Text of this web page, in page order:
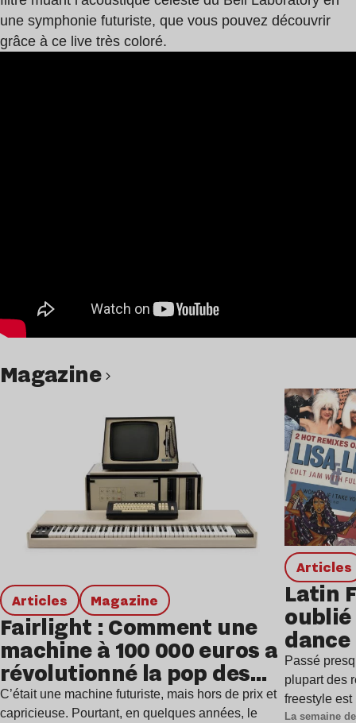
une symphonie futuriste, que vous pouvez découvrir
grâce à ce live très coloré.
magazine
Articles magazine
Fairlight : Comment une
machine à 100 000 euros a
révolutionné la pop des
années 1980 ?
C’était une machine futuriste, mais hors de prix et
capricieuse. Pourtant, en quelques années, le
Articles
Latin
oublié
Passé
plupart des
freestyle
La semaine